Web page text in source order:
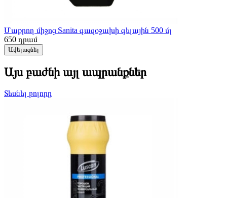
Մաքրող միջոց Sanita գազօջախի գելային 500 մլ
650 դրամ
Ավելացնել
Այս բաժնի այլ ապրանքներ
Տեսնել բոլորը